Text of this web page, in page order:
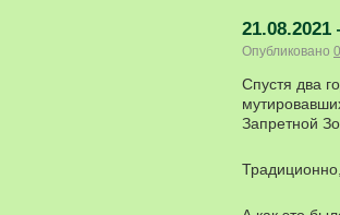
Опубликовано
Спустя два
Запретной